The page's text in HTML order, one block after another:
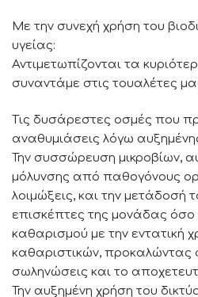
Με την συνεχή χρήση του
υγείας:
Αντιμετωπίζονται τα
συναντάμε στις τουαλέτες
Τις δυσάρεστες οσµές που
αναθυµιάσεις λόγω
Την συσσώρευση µικροβίων,
µόλυνσης από παθογόνους
λοιµώξεις, και την µετάδοσή
επισκέπτες της µονάδας
καθαρισµού με την εντατική
καθαριστικών, προκαλώντας
σωληνώσεις και το
Την αυξηµένη χρήση του